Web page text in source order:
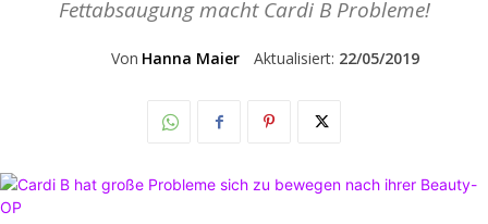
Fettabsaugung macht Cardi B Probleme!
Von Hanna Maier Aktualisiert: 22/05/2019